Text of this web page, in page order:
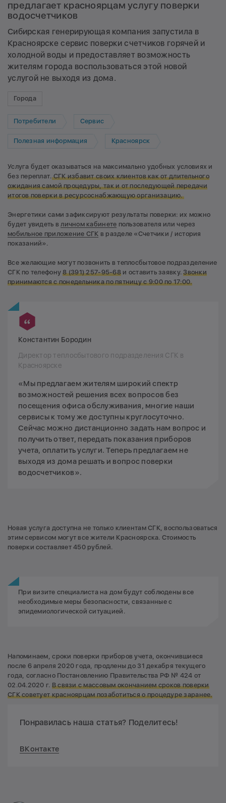
предлагает красноярцам услугу поверки
водосчетчиков
Сибирская генерирующая компания запустила в
Красноярске сервис поверки счетчиков горячей и
холодной воды и предоставляет возможность
жителям города воспользоваться этой новой
услугой не выходя из дома.
Города
Потребители Сервис
Полезная информация Красноярск
Услуга будет оказываться на максимально удобных условиях и
без переплат.СГК избавит своих клиентов как от длительного
ожидания самой процедуры, так и от последующей передачи
итогов поверки в ресурсоснабжающую организацию.
Энергетики сами зафиксируют результаты поверки: их можно
будет увидеть в личном кабинете пользователя или через
мобильное приложение СГК в разделе «Счетчики / история
показаний».
Все желающие могут позвонить в теплосбытовое подразделение
СГК по телефону8(391) 257-95-68и оставить заявку.Звонки
принимаются с понедельника по пятницу с 9:00 по 17:00.
Константин Бородин
Директор теплосбытового подразделения СГК в
Красноярске
«Мы предлагаем жителям широкий спектр
возможностей решения всех вопросов без
посещения офиса обслуживания, многие наши
сервисы к тому же доступны круглосуточно.
Сейчас можно дистанционно задать нам вопрос и
получить ответ, передать показания приборов
учета, оплатить услуги. Теперь предлагаем не
выходя из дома решать и вопрос поверки
водосчетчиков».
Новая услуга доступна не только клиентам СГК, воспользоваться
этим сервисом могут все жители Красноярска. Стоимость
поверки составляет 450 рублей.
При визите специалиста на дом будут соблюдены все
необходимые меры безопасности, связанные с
эпидемиологической ситуацией.
Напоминаем, сроки поверки приборов учета, окончившиеся
после 6 апреля 2020 года, продлены до 31 декабря текущего
года, согласно Постановлению Правительства РФ № 424 от
02.04.2020 г. В связи с массовым окончанием сроков поверки
СГК советует красноярцам позаботиться о процедуре заранее.
Понравилась наша статья? Поделитесь!
ВКонтакте